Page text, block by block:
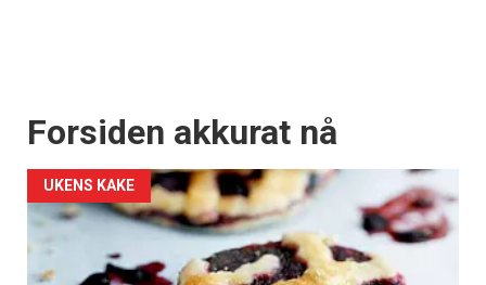
Forsiden akkurat nå
UKENS KAKE